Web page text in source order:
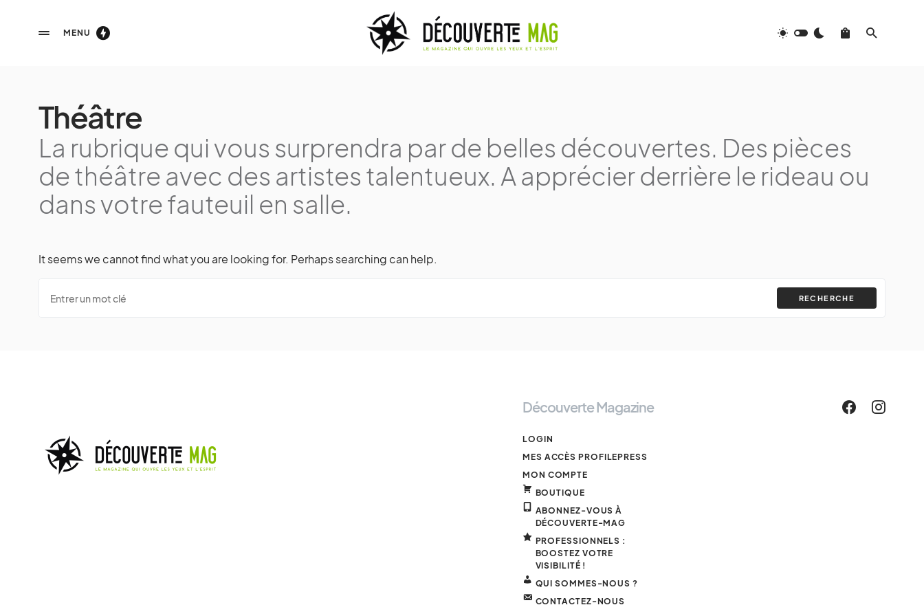
MENU
Théâtre
La rubrique qui vous surprendra par de belles découvertes. Des pièces
de théâtre avec des artistes talentueux. A apprécier derrière le rideau ou
dans votre fauteuil en salle.
It seems we cannot find what you are looking for. Perhaps searching can help.
RECHERCHE
Découverte Magazine
LOGIN
MES ACCÈS PROFILEPRESS
MON COMPTE
BOUTIQUE
ABONNEZ-VOUS À
DÉCOUVERTE-MAG
PROFESSIONNELS :
BOOSTEZ VOTRE
VISIBILITÉ !
QUI SOMMES-NOUS ?
CONTACTEZ-NOUS